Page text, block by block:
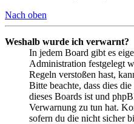
Nach oben
Weshalb wurde ich verwarnt?
In jedem Board gibt es
Administration festgelegt
Regeln verstoßen hast,
Bitte beachte, dass dies
dieses Boards ist und
Verwarnung zu tun hat.
sofern du die nicht sicher